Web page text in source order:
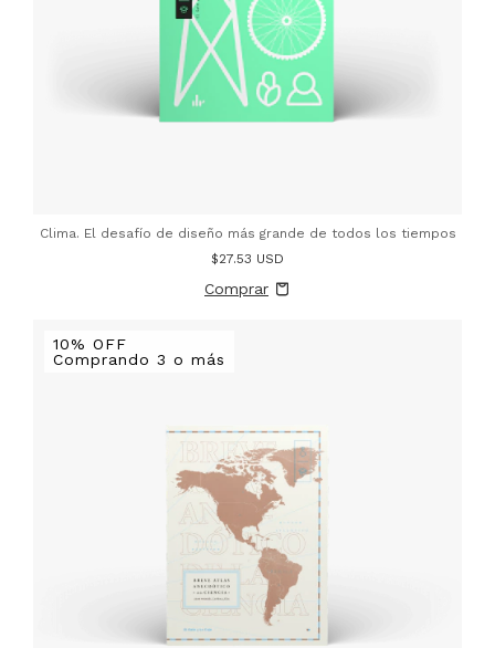
Clima. El desafío de diseño más grande de todos los tiempos
$27.53 USD
10% OFF
Comprando 3 o más